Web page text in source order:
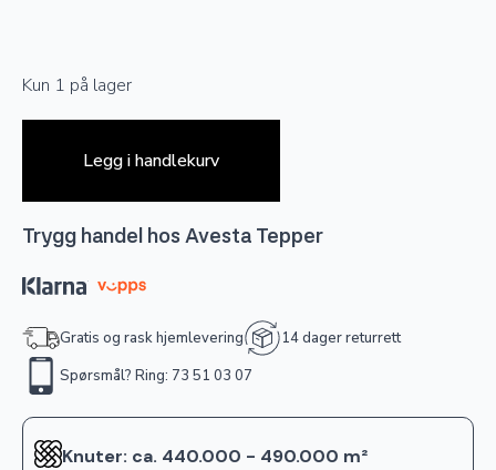
Kun 1 på lager
Legg i handlekurv
Trygg handel hos Avesta Tepper
Gratis og rask hjemlevering
14 dager returrett
Spørsmål? Ring: 73 51 03 07
Knuter: ca. 440.000 - 490.000 m²